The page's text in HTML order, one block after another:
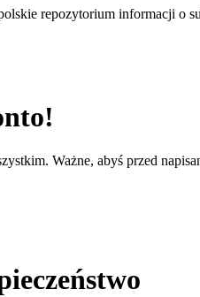
repozytorium informacji o
Ważne, abyś przed